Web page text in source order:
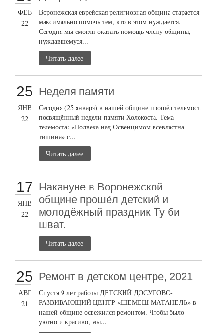
ФЕВ
22
Воронежская еврейская религиозная община старается
максимально помочь тем, кто в этом нуждается.
Сегодня мы смогли оказать помощь члену общины,
нуждавшемуся...
Читать далее
25
ЯНВ
22
Неделя памяти
Сегодня (25 января) в нашей общине прошёл телемост,
посвящённый недели памяти Холокоста. Тема
телемоста: «Полвека над Освенцимом всевластна
тишина» с...
Читать далее
17
ЯНВ
22
Накануне в Воронежской
общине прошёл детский и
молодёжный праздник Ту би
шват.
Читать далее
25
АВГ
21
Ремонт в детском центре, 2021
Спустя 9 лет работы ДЕТСКИЙ ДОСУГОВО-
РАЗВИВАЮЩИЙ ЦЕНТР «ШЕМЕШ МАТАНЕЛЬ» в
нашей общине освежился ремонтом. Чтобы было
уютно и красиво, мы...